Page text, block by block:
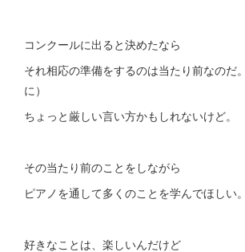
コンクールに出ると決めたなら
それ相応の準備をするのは当たり前なのだ
に）
ちょっと厳しい言い方かもしれないけど。
その当たり前のことをしながら
ピアノを通して多くのことを学んでほしい。
好きなことは、楽しいんだけど